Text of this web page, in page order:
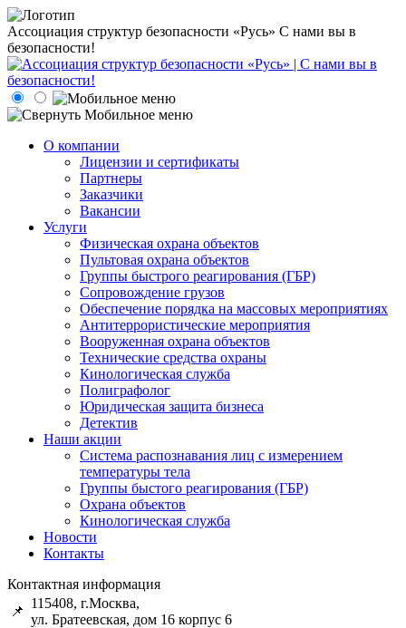
Ассоциация структур безопасности «Русь» С нами вы в
безопасности!
О компании
Лицензии и сертификаты
Партнеры
Заказчики
Вакансии
Услуги
Физическая охрана объектов
Пультовая охрана объектов
Группы быстрого реагирования (ГБР)
Сопровождение грузов
Обеспечение порядка на массовых мероприятиях
Антитеррористические мероприятия
Вооруженная охрана объектов
Технические средства охраны
Кинологическая служба
Полиграфолог
Юридическая защита бизнеса
Детектив
Наши акции
Система распознавания лиц с измерением
температуры тела
Группы быстого реагирования (ГБР)
Охрана объектов
Кинологическая служба
Новости
Контакты
Контактная информация
📌
115408, г.Москва,
ул. Братеевская, дом 16 корпус 6